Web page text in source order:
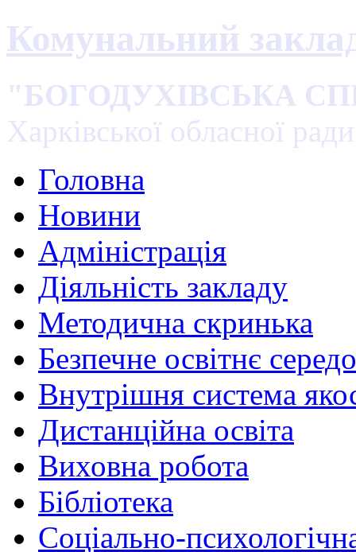
Комунальний
"БОГОДУХІВСЬКА
Харківської обласної ради
Головна
Новини
Адміністрація
Діяльність закладу
Методична скринька
Безпечне освітнє
Внутрішня система
Дистанційна освіта
Виховна робота
Бібліотека
Соціально-